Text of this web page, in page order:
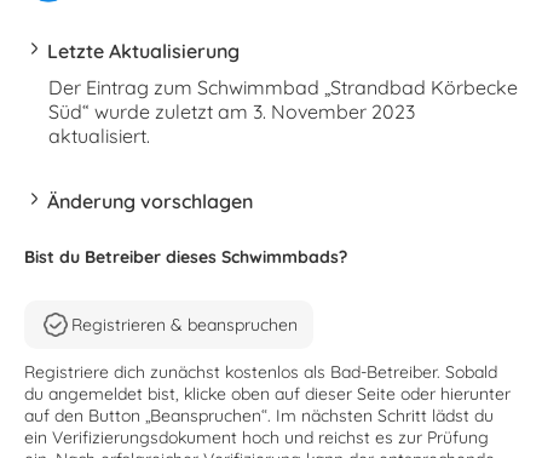
Letzte Aktualisierung
Der Eintrag zum Schwimmbad „Strandbad Körbecke
Süd“ wurde zuletzt am 3. November 2023
aktualisiert.
Änderung vorschlagen
Bist du Betreiber dieses Schwimmbads?
Registrieren & beanspruchen
Registriere dich zunächst kostenlos als Bad-Betreiber. Sobald
du angemeldet bist, klicke oben auf dieser Seite oder hierunter
auf den Button „Beanspruchen“. Im nächsten Schritt lädst du
ein Verifizierungsdokument hoch und reichst es zur Prüfung